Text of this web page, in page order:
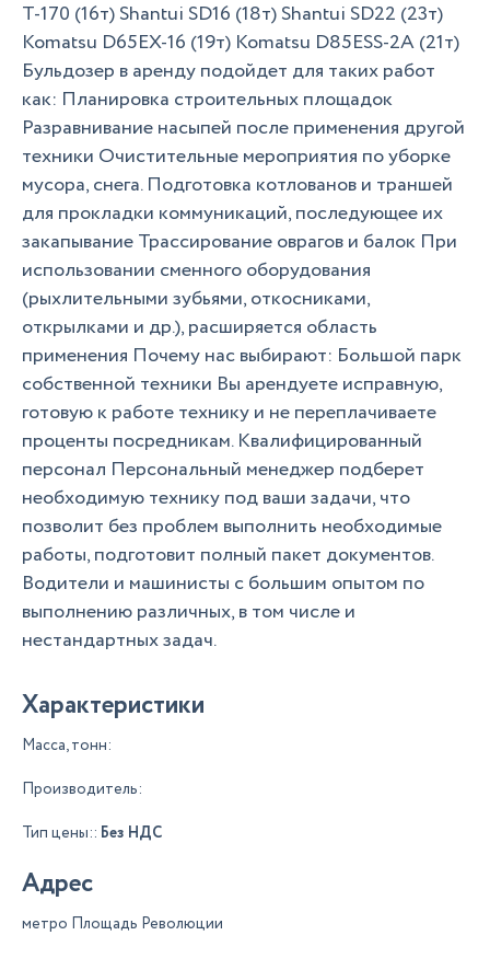
Т-170 (16т) Shantui SD16 (18т) Shantui SD22 (23т)
Komatsu D65EX-16 (19т) Komatsu D85ESS-2A (21т)
Бульдозер в аренду подойдет для таких работ
как: Планировка строительных площадок
Разравнивание насыпей после применения другой
техники Очистительные мероприятия по уборке
мусора, снега. Подготовка котлованов и траншей
для прокладки коммуникаций, последующее их
закапывание Трассирование оврагов и балок При
использовании сменного оборудования
(рыхлительными зубьями, откосниками,
открылками и др.), расширяется область
применения Почему нас выбирают: Большой парк
собственной техники Вы арендуете исправную,
готовую к работе технику и не переплачиваете
проценты посредникам. Квалифицированный
персонал Персональный менеджер подберет
необходимую технику под ваши задачи, что
позволит без проблем выполнить необходимые
работы, подготовит полный пакет документов.
Водители и машинисты с большим опытом по
выполнению различных, в том числе и
нестандартных задач.
Характеристики
Масса, тонн:
Производитель:
Тип цены:: Без НДС
Адрес
метро Площадь Революции